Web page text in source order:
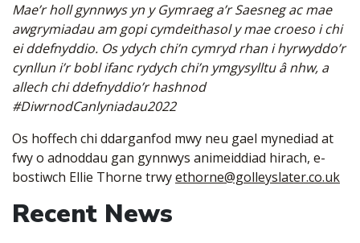
Mae’r holl gynnwys yn y Gymraeg a’r Saesneg ac mae
awgrymiadau am gopi cymdeithasol y mae croeso i chi
ei ddefnyddio. Os ydych chi’n cymryd rhan i hyrwyddo’r
cynllun i’r bobl ifanc rydych chi’n ymgysylltu â nhw, a
allech chi ddefnyddio’r hashnod
#DiwrnodCanlyniadau2022
Os hoffech chi ddarganfod mwy neu gael mynediad at
fwy o adnoddau gan gynnwys animeiddiad hirach, e-
bostiwch Ellie Thorne trwyethorne@golleyslater.co.uk
Recent News